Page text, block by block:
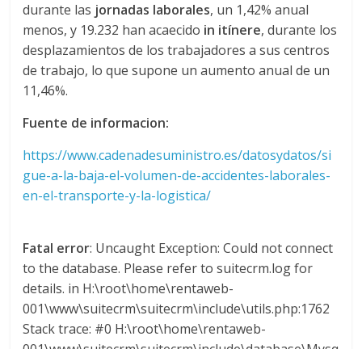
o
m
b
a
durante las jornadas laborales, un 1,42% anual
menos, y 19.232 han acaecido in itínere, durante los
desplazamientos de los trabajadores a sus centros
de trabajo, lo que supone un aumento anual de un
11,46%.
Fuente de informacion:
https://www.cadenadesuministro.es/datosydatos/si
gue-a-la-baja-el-volumen-de-accidentes-laborales-
en-el-transporte-y-la-logistica/
Fatal error: Uncaught Exception: Could not connect
to the database. Please refer to suitecrm.log for
details. in H:\root\home\rentaweb-
001\www\suitecrm\suitecrm\include\utils.php:1762
Stack trace: #0 H:\root\home\rentaweb-